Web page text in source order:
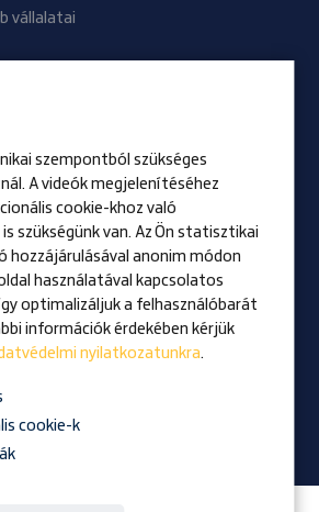
vállalatai
szempontból szükséges
A videók megjelenítéséhez
cookie-khoz való
szükségünk van. Az Ön statisztikai
hozzájárulásával anonim módon
használatával kapcsolatos
optimalizáljuk a felhasználóbarát
információk érdekében kérjük
nyilatkozatunkra.
cookie-k